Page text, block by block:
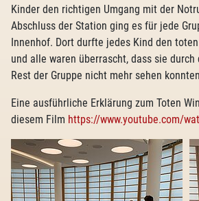
Kinder den richtigen Umgang mit der
Abschluss der Station ging es für jede
Innenhof. Dort durfte jedes Kind den
und alle waren überrascht, dass sie
Rest der Gruppe nicht mehr sehen
Eine ausführliche Erklärung zum Toten
diesem Film https://www.youtube.com/